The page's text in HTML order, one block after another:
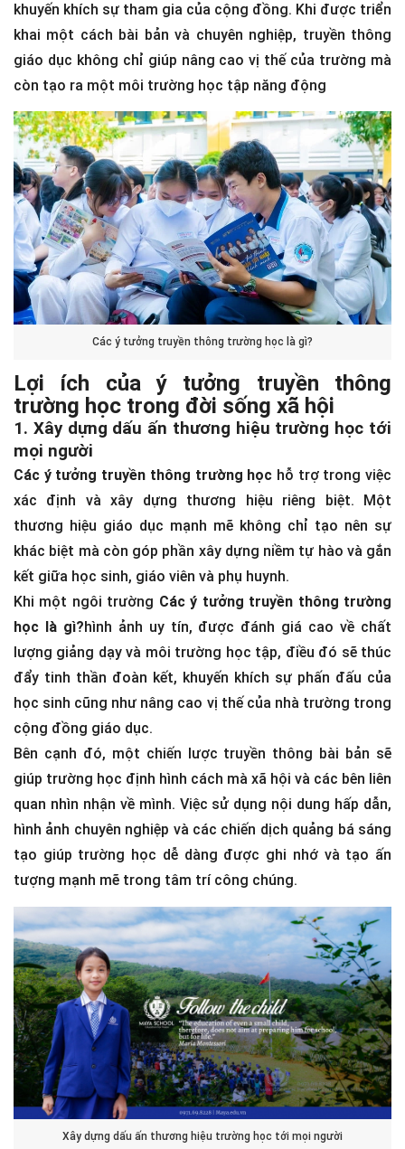
khuyến khích sự tham gia của cộng đồng. Khi được triển
khai một cách bài bản và chuyên nghiệp, truyền thông
giáo dục không chỉ giúp nâng cao vị thế của trường mà
còn tạo ra một môi trường học tập năng động
Các ý tưởng truyền thông trường học là gì?
Lợi ích của ý tưởng truyền thông
trường học trong đời sống xã hội
1. Xây dựng dấu ấn thương hiệu trường học tới
mọi người
Các ý tưởng truyền thông trường học hỗ trợ trong việc
xác định và xây dựng thương hiệu riêng biệt. Một
thương hiệu giáo dục mạnh mẽ không chỉ tạo nên sự
khác biệt mà còn góp phần xây dựng niềm tự hào và gắn
kết giữa học sinh, giáo viên và phụ huynh.
Khi một ngôi trường Các ý tưởng truyền thông trường
học là gì? hình ảnh uy tín, được đánh giá cao về chất
lượng giảng dạy và môi trường học tập, điều đó sẽ thúc
đẩy tinh thần đoàn kết, khuyến khích sự phấn đấu của
học sinh cũng như nâng cao vị thế của nhà trường trong
cộng đồng giáo dục.
Bên cạnh đó, một chiến lược truyền thông bài bản sẽ
giúp trường học định hình cách mà xã hội và các bên liên
quan nhìn nhận về mình. Việc sử dụng nội dung hấp dẫn,
hình ảnh chuyên nghiệp và các chiến dịch quảng bá sáng
tạo giúp trường học dễ dàng được ghi nhớ và tạo ấn
tượng mạnh mẽ trong tâm trí công chúng.
Xây dựng dấu ấn thương hiệu trường học tới mọi người